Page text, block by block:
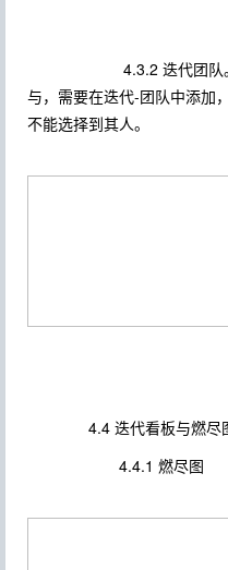
4.3.2 迭代团队。为
与，需要在迭代-团队中添加
不能选择到其人。
4.4 迭代看板与燃尽
4.4.1 燃尽图